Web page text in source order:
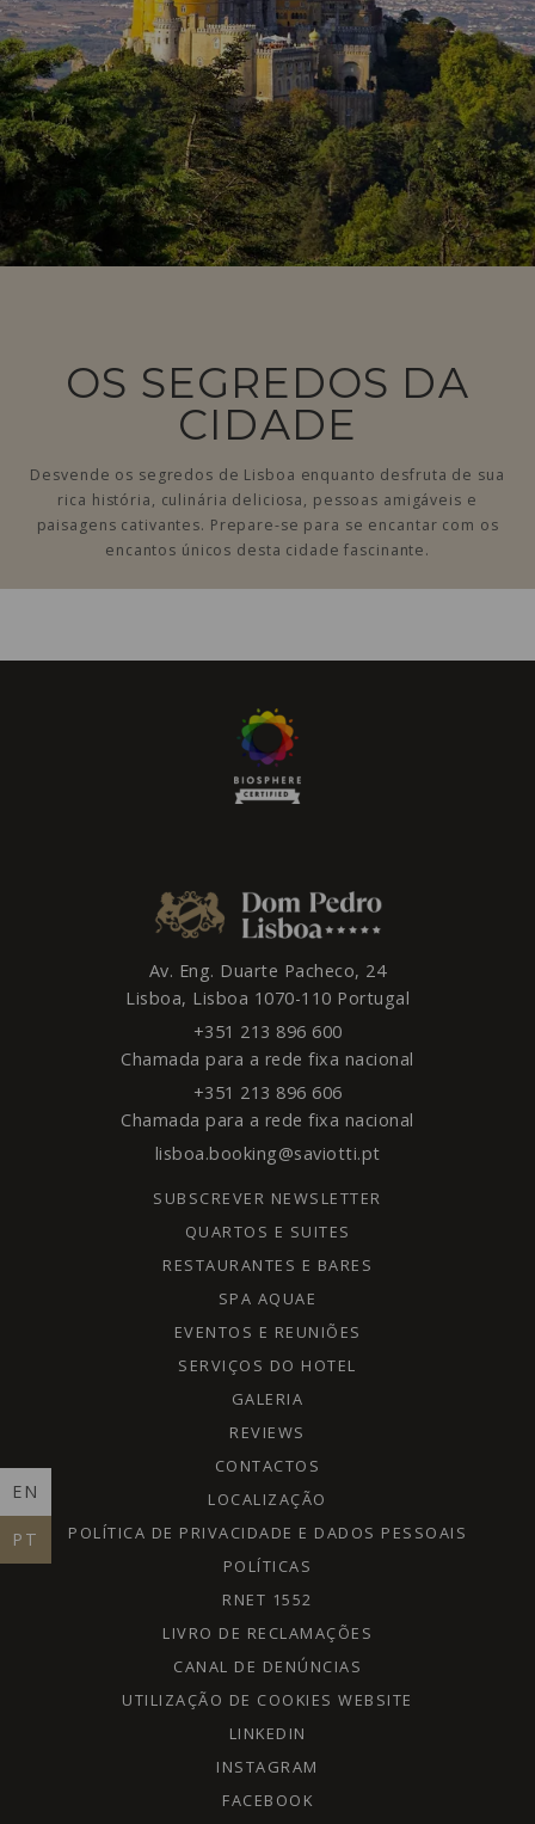
EN
PT
OS SEGREDOS DA
CIDADE
Desvende os segredos de Lisboa enquanto desfruta de sua
rica história, culinária deliciosa, pessoas amigáveis ​​e
paisagens cativantes. Prepare-se para se encantar com os
encantos únicos desta cidade fascinante.
Av. Eng. Duarte Pacheco, 24
Lisboa, Lisboa 1070-110 Portugal
+351 213 896 600
Chamada para a rede fixa nacional
+351 213 896 606
Chamada para a rede fixa nacional
lisboa.booking@saviotti.pt
SUBSCREVER NEWSLETTER
QUARTOS E SUITES
RESTAURANTES E BARES
SPA AQUAE
EVENTOS E REUNIÕES
SERVIÇOS DO HOTEL
GALERIA
REVIEWS
CONTACTOS
LOCALIZAÇÃO
POLÍTICA DE PRIVACIDADE E DADOS PESSOAIS
POLÍTICAS
RNET 1552
LIVRO DE RECLAMAÇÕES
CANAL DE DENÚNCIAS
UTILIZAÇÃO DE COOKIES WEBSITE
LINKEDIN
INSTAGRAM
FACEBOOK